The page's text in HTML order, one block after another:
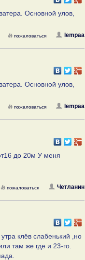
Основной улов,
lempaa
пожаловаться
Основной улов,
lempaa
пожаловаться
до 20м У меня
Четланин
пожаловаться
клёв слабенький ,но
там же где и 23-го.